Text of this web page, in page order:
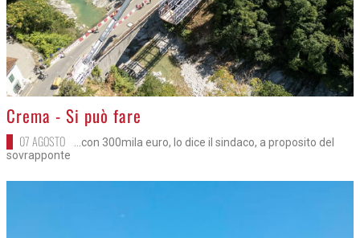
>
Crema - Si può fare
07 AGOSTO
...con 300mila euro, lo dice il sindaco, a proposito del
sovrapponte